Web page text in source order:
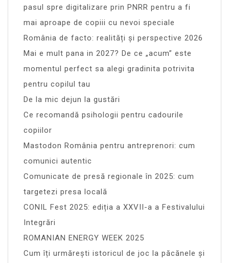
pasul spre digitalizare prin PNRR pentru a fi
mai aproape de copiii cu nevoi speciale
România de facto: realități și perspective 2026
Mai e mult pana in 2027? De ce „acum” este
momentul perfect sa alegi gradinita potrivita
pentru copilul tau
De la mic dejun la gustări
Ce recomandă psihologii pentru cadourile
copiilor
Mastodon România pentru antreprenori: cum
comunici autentic
Comunicate de presă regionale în 2025: cum
targetezi presa locală
CONIL Fest 2025: ediția a XXVII-a a Festivalului
Integrări
ROMANIAN ENERGY WEEK 2025
Cum îți urmărești istoricul de joc la păcănele și